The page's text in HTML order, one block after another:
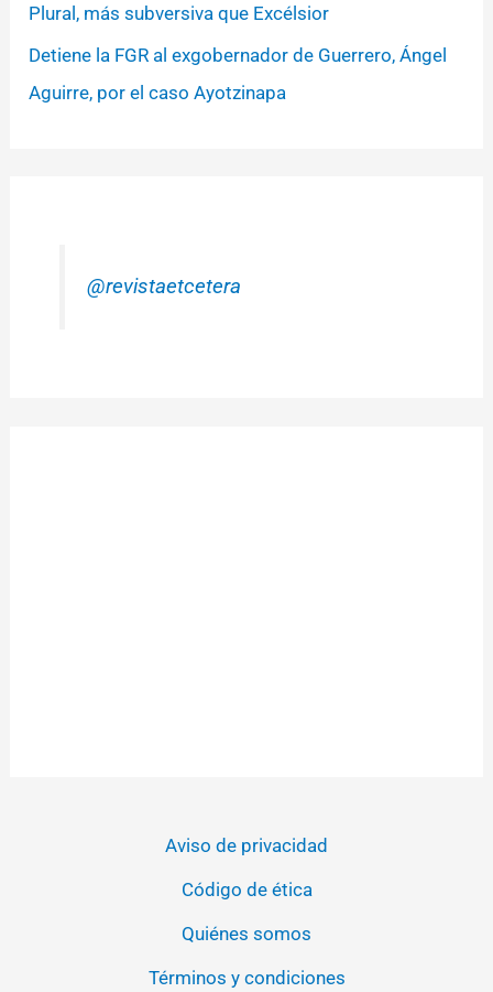
Plural, más subversiva que Excélsior
Detiene la FGR al exgobernador de Guerrero, Ángel
Aguirre, por el caso Ayotzinapa
@revistaetcetera
Aviso de privacidad
Código de ética
Quiénes somos
Términos y condiciones